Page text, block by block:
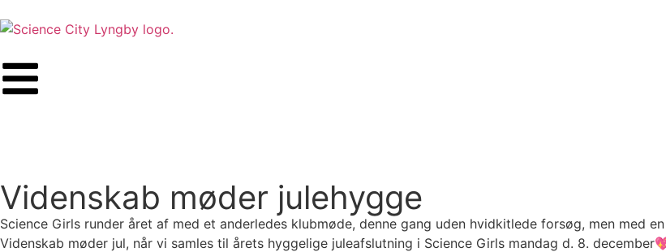
Videnskab møder julehygge
Science Girls runder året af med et anderledes klubmøde, denne gang uden hvidkitlede forsøg, men med
Videnskab møder jul, når vi samles til årets hyggelige juleafslutning i Science Girls mandag d. 8.